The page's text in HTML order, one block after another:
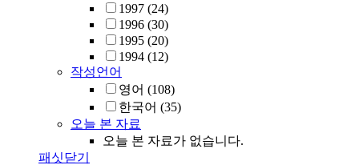
1997 (24)
1996 (30)
1995 (20)
1994 (12)
작성언어
영어 (108)
한국어 (35)
오늘 본 자료
오늘 본 자료가 없습니다.
패싯닫기